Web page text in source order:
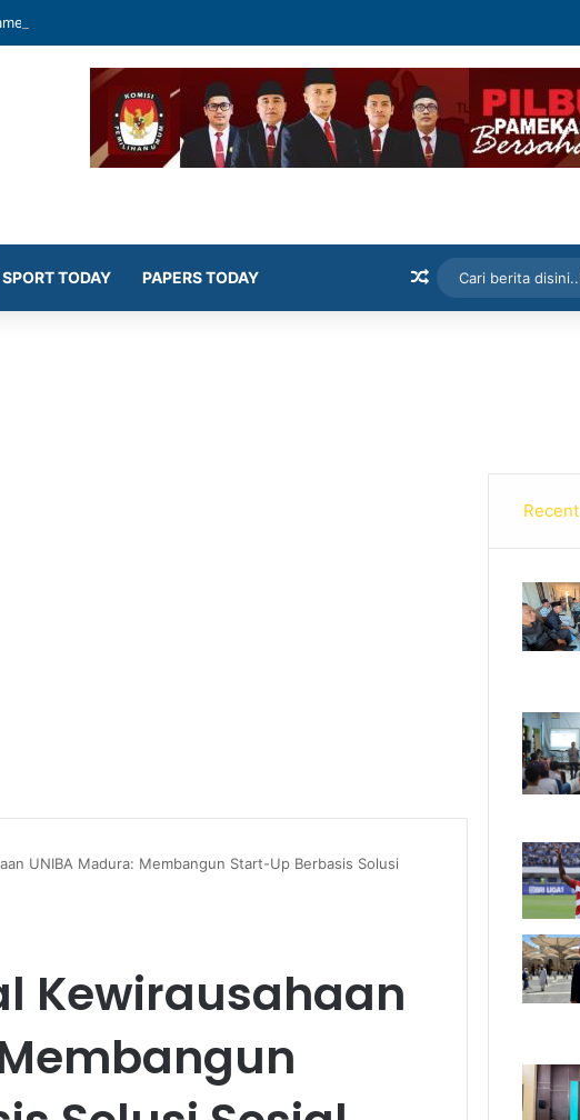
Latih Siswa Public Speaking dan Konten Publik
SPORT TODAY PAPERS TODAY Artikel Random
UNIBA Madura: Membangun Start-Up Berbasis Solusi
Kewirausahaan
Recent